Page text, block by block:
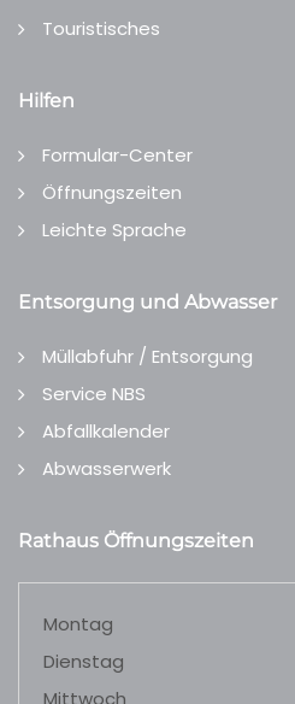
Touristisches
Hilfen
Formular-Center
Öffnungszeiten
Leichte Sprache
Entsorgung und Abwasser
Müllabfuhr / Entsorgung
Service NBS
Abfallkalender
Abwasserwerk
Rathaus Öffnungszeiten
Montag
Dienstag
Mittwoch